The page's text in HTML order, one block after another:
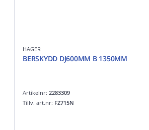
HAGER
BERSKYDD DJ600MM B 1350MM
Artikelnr: 2283309
Tillv. art.nr: FZ715N